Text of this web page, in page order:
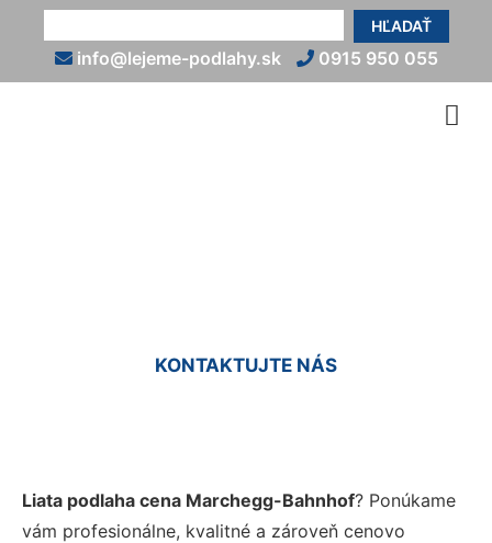
HĽADAŤ
info@lejeme-podlahy.sk 0915 950 055
KONTAKTUJTE NÁS
Liata podlaha cena Marchegg-Bahnhof? Ponúkame
vám profesionálne, kvalitné a zároveň cenovo